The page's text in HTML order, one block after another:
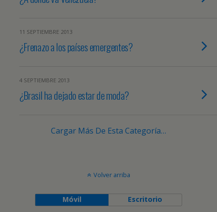
11 SEPTIEMBRE 2013
¿Frenazo a los países emergentes?
4 SEPTIEMBRE 2013
¿Brasil ha dejado estar de moda?
Cargar Más De Esta Categoría…
Volver arriba
Móvil Escritorio